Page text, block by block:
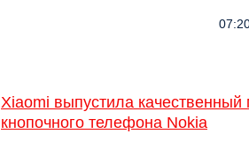
Xiaomi выпустила качественный
кнопочного телефона Nokia